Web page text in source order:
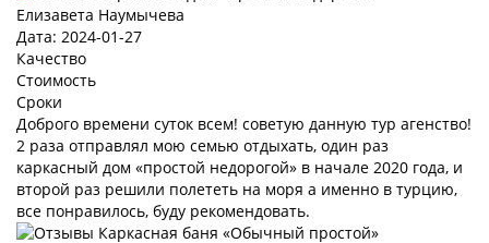
Елизавета Наумычева
Дата: 2024-01-27
Качество
Стоимость
Сроки
Доброго времени суток всем! советую данную тур агенство!
2 раза отправлял мою семью отдыхать, один раз
каркасный дом «простой недорогой» в начале 2020 года, и
второй раз решили полететь на моря а именно в турцию,
все понравилось, буду рекомендовать.